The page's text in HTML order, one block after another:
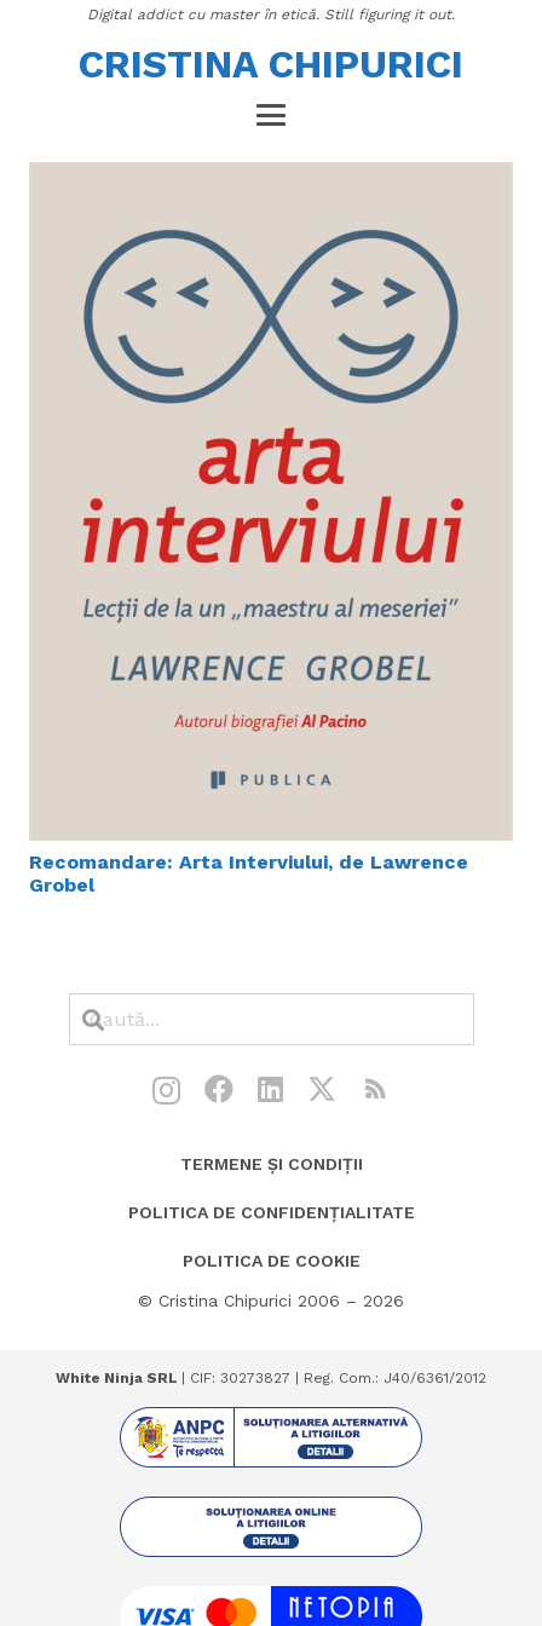
Digital addict cu master în etică. Still figuring it out.
CRISTINA CHIPURICI
Recomandare: Arta Interviului, de Lawrence
Grobel
TERMENE ȘI CONDIȚII
POLITICA DE CONFIDENȚIALITATE
POLITICA DE COOKIE
© Cristina Chipurici 2006 – 2026
White Ninja SRL | CIF: 30273827 | Reg. Com.: J40/6361/2012